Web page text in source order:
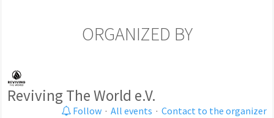
ORGANIZED BY
Reviving The World e.V.
Follow · All events · Contact to the organizer